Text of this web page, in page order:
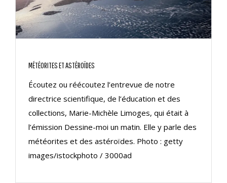
MÉTÉORITES ET ASTÉROÏDES
Écoutez ou réécoutez l’entrevue de notre
directrice scientifique, de l’éducation et des
collections, Marie-Michèle Limoges, qui était à
l’émission Dessine-moi un matin. Elle y parle des
météorites et des astéroïdes. Photo : getty
images/istockphoto / 3000ad